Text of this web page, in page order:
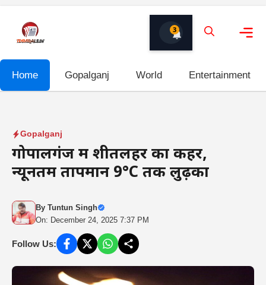
content
3
Home Gopalganj World Entertainment
Gopalganj
गोपालगंज में शीतलहर का कहर,
न्यूनतम तापमान 9°C तक लुढ़का
By Tuntun Singh
On: December 24, 2025 7:37 PM
Follow Us: